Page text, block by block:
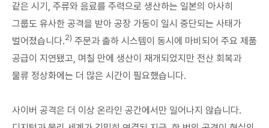
같은 시기, 주류와 음료를 주력으로 생산하는 일본의 아사히
그룹도 유사한 공격을 받아 공장 가동이 일시 중단되는 사태가
벌어졌습니다.2) 주문과 출하 시스템이 동시에 마비되어 주요 제품
공급이 지연됐고, 며칠 만에 생산이 재개되었지만 전산 회복과
물류 정상화에는 더 많은 시간이 필요했습니다.
사이버 공격은 더 이상 온라인 공간에서만 일어나지 않습니다.